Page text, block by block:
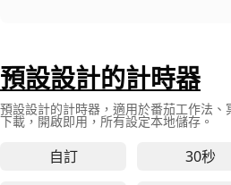
預設設計的計時器
預設設計的計時器，適用於番茄工作法
下載，開啟即用，所有設定本地儲存。
自訂 30秒
30